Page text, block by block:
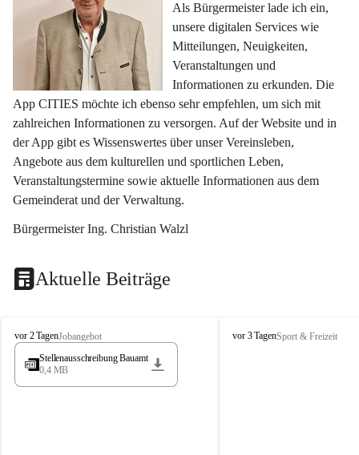
Als Bürgermeister lade ich ein,
unsere digitalen Services wie
Mitteilungen, Neuigkeiten,
Veranstaltungen und
Informationen zu erkunden. Die
App CITIES möchte ich ebenso sehr empfehlen, um sich mit
zahlreichen Informationen zu versorgen. Auf der Website und in
der App gibt es Wissenswertes über unser Vereinsleben,
Angebote aus dem kulturellen und sportlichen Leben,
Veranstaltungstermine sowie aktuelle Informationen aus dem
Gemeinderat und der Verwaltung.
Bürgermeister Ing. Christian Walzl
Aktuelle Beiträge
S
t
s
vor 2 TagenJobangebot
Stellenausschreibung Bauamt
0,4 MB
S
vor 3 TagenSport & Freizeit